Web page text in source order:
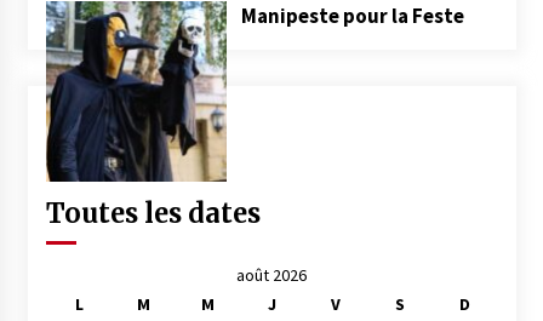
Manipeste pour la Feste
Toutes les dates
août 2026
L
M M J V S
D